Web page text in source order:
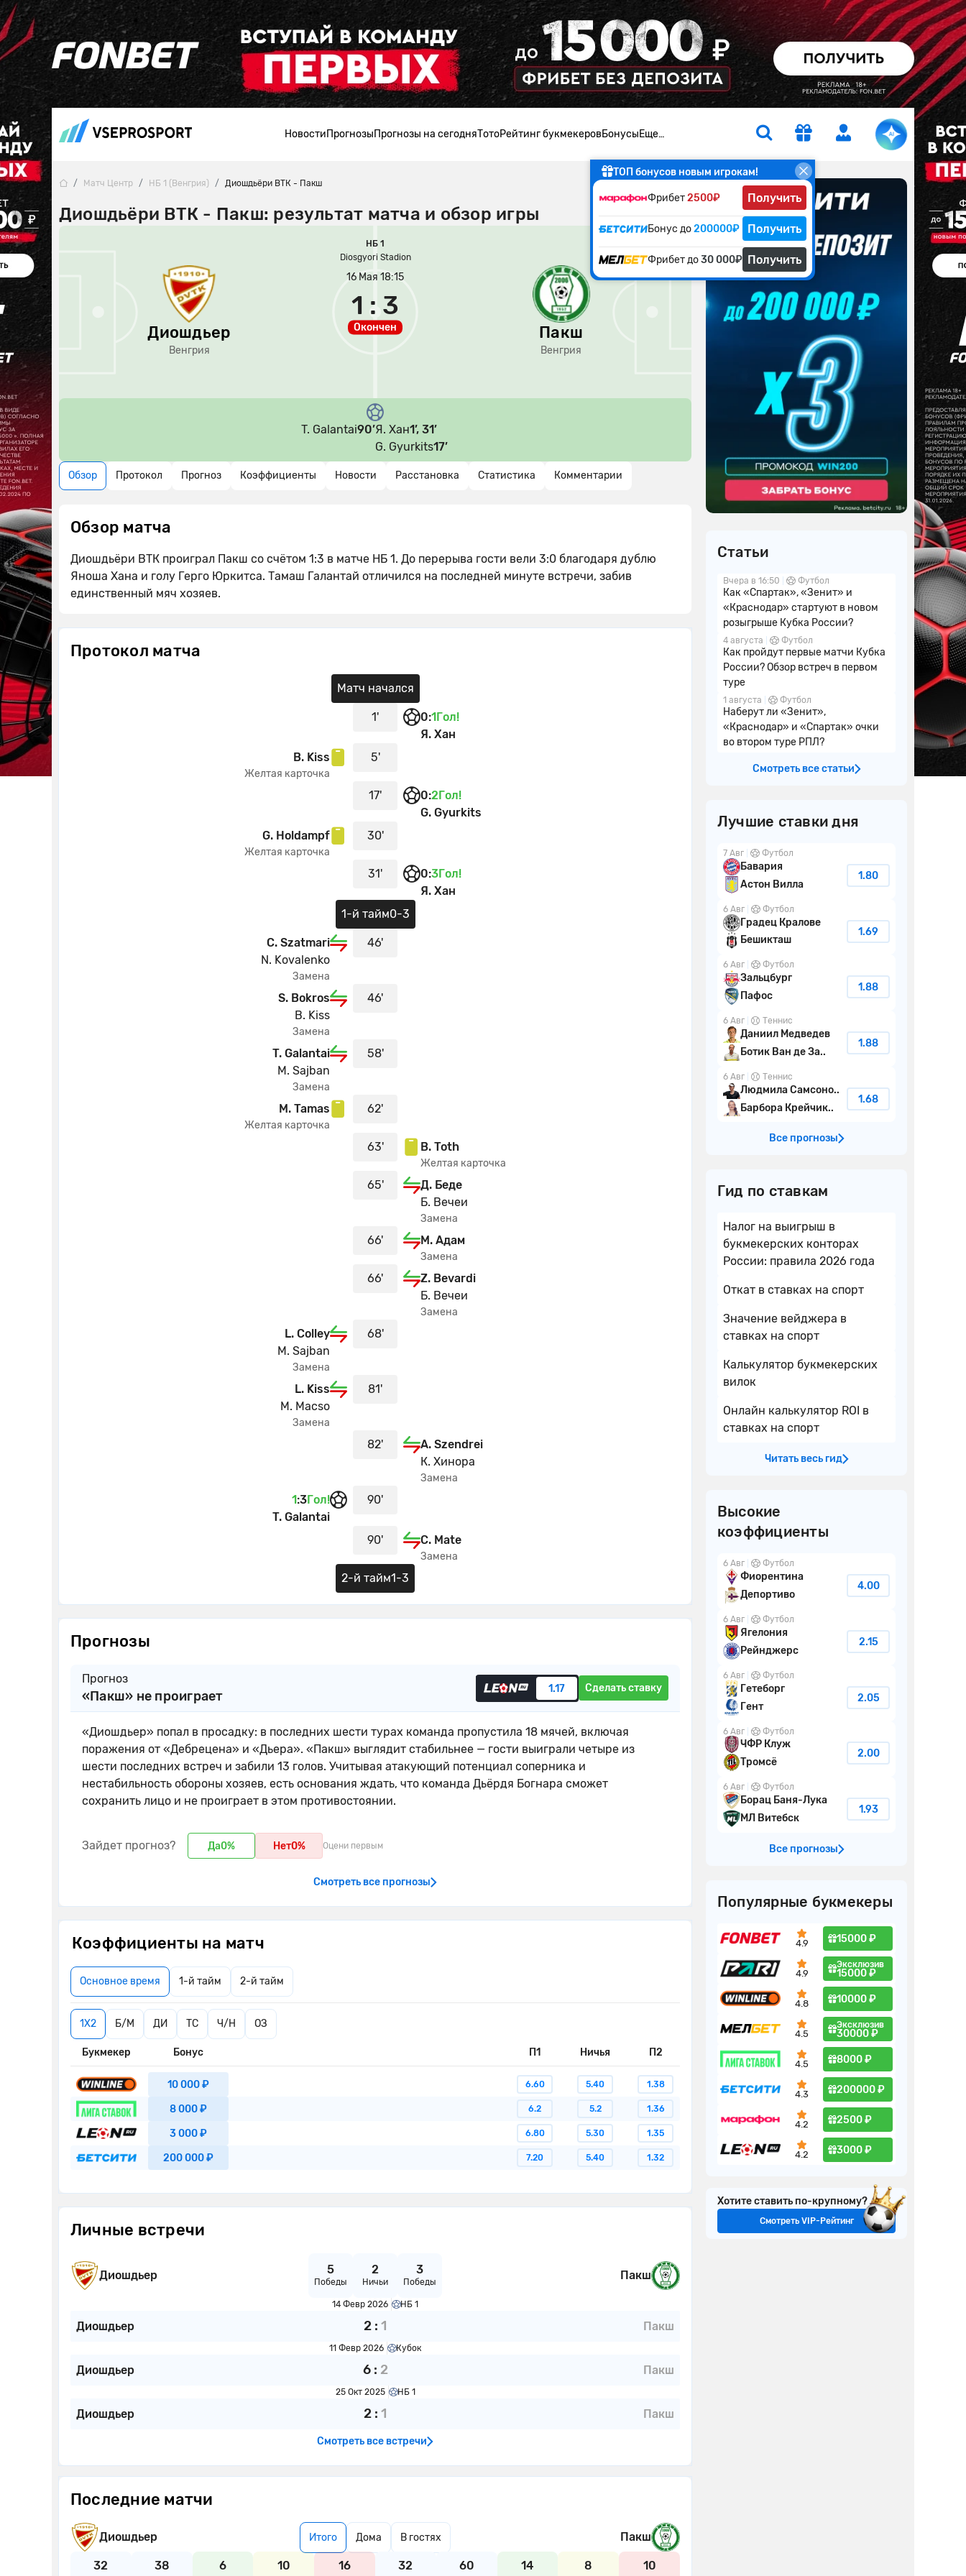
НовостиПрогнозыПрогнозы на сегодняТотоРейтинг букмекеровБонусыЕще…
ТОП бонусов новым игрокам!
Фрибет2500₽ Получить
Бонус до200000₽ Получить
Фрибет до30 000₽ Получить
Диошдьёри ВТК - Пакш: результат матча и обзор игры
Матч Центр НБ 1 (Венгрия) Диошдьёри ВТК - Пакш
Диошдьер
Венгрия
НБ 1
Diosgyori Stadion
16 Мая 18:15
Окончен
1 : 3
Пакш
Венгрия
T. Galantai90’Я. Хан1’, 31’
G. Gyurkits17’
Обзор Протокол Прогноз Коэффициенты Новости Расстановка Статистика Комментарии
Обзор матча
Диошдьёри ВТК проиграл Пакш со счётом 1:3 в матче НБ 1. До перерыва гости вели 3:0 благодаря дублю
Яноша Хана и голу Герго Юркитса. Тамаш Галантай отличился на последней минуте встречи, забив
единственный мяч хозяев.
Протокол матча
Матч начался
1' 0:1Гол!
Я. Хан
5'
B. Kiss
Желтая карточка
17' 0:2Гол!
G. Gyurkits
30'
G. Holdampf
Желтая карточка
31' 0:3Гол!
Я. Хан
1-й тайм0-3
46'
C. Szatmari
N. Kovalenko
Замена
46'
S. Bokros
B. Kiss
Замена
58'
T. Galantai
M. Sajban
Замена
62'
M. Tamas
Желтая карточка
63' B. Toth
Желтая карточка
65'
Д. Беде
Б. Вечеи
Замена
66' М. Адам
Замена
66'
Z. Bevardi
Б. Вечеи
Замена
68'
L. Colley
M. Sajban
Замена
81'
L. Kiss
M. Macso
Замена
82'
A. Szendrei
К. Хинора
Замена
90'
1:3Гол!
T. Galantai
90'
C. Mate
Замена
2-й тайм1-3
Прогнозы
Прогноз
«Пакш» не проиграет 1.17 Сделать ставку
«Диошдьер» попал в просадку: в последних шести турах команда пропустила 18 мячей, включая
поражения от «Дебрецена» и «Дьера». «Пакш» выглядит стабильнее — гости выиграли четыре из
шести последних встреч и забили 13 голов. Учитывая атакующий потенциал соперника и
нестабильность обороны хозяев, есть основания ждать, что команда Дьёрдя Богнара сможет
сохранить лицо и не проиграет в этом противостоянии.
Зайдет прогноз? Да0% Нет0% Оцени первым
Смотреть все прогнозы
Коэффициенты на матч
Основное время 1-й тайм 2-й тайм
1X2 Б/М ДИ ТС Ч/Н ОЗ
Букмекер Бонус П1 Ничья П2
10 000 ₽ 6.60 5.40 1.38
8 000 ₽ 6.2 5.2 1.36
3 000 ₽ 6.80 5.30 1.35
200 000 ₽ 7.20 5.40 1.32
Личные встречи
Диошдьер 5
Победы
2
Ничьи
3
Победы Пакш
14 Февр 2026 НБ 1
Диошдьер 2 : 1 Пакш
11 Февр 2026 Кубок
Диошдьер 6: 2 Пакш
25 Окт 2025 НБ 1
Диошдьер 2 : 1 Пакш
Смотреть все встречи
Последние матчи
Диошдьер Итого Дома В гостях Пакш
32 38 6 10 16 32 60 14 8 10
Статьи
Вчера в 16:50 Футбол
Как «Спартак», «Зенит» и
«Краснодар» стартуют в новом
розыгрыше Кубка России?
4 августа Футбол
Как пройдут первые матчи Кубка
России? Обзор встреч в первом
туре
1 августа Футбол
Наберут ли «Зенит»,
«Краснодар» и «Спартак» очки
во втором туре РПЛ?
Смотреть все статьи
Лучшие ставки дня
7 Авг Футбол
Бавария
Астон Вилла
1.80
6 Авг Футбол
Градец Кралове
Бешикташ
1.69
6 Авг Футбол
Зальцбург
Пафос
1.88
6 Авг Теннис
Даниил Медведев
Ботик Ван де За..
1.88
6 Авг Теннис
Людмила Самсоно..
Барбора Крейчик..
1.68
Все прогнозы
Гид по ставкам
Налог на выигрыш в
букмекерских конторах
России: правила 2026 года
Откат в ставках на спорт
Значение вейджера в
ставках на спорт
Калькулятор букмекерских
вилок
Онлайн калькулятор ROI в
ставках на спорт
Читать весь гид
Высокие
коэффициенты
6 Авг Футбол
Фиорентина
Депортиво
4.00
6 Авг Футбол
Ягелония
Рейнджерс
2.15
6 Авг Футбол
Гетеборг
Гент
2.05
6 Авг Футбол
ЧФР Клуж
Тромсё
2.00
6 Авг Футбол
Борац Баня-Лука
МЛ Витебск
1.93
Все прогнозы
Популярные букмекеры
4.9 15000 ₽
4.9
Эксклюзив
15000 ₽
4.8 10000 ₽
4.5
Эксклюзив
30000 ₽
4.5 8000 ₽
4.3 200000 ₽
4.2 2500 ₽
4.2 3000 ₽
Хотите ставить по-крупному?
Смотреть VIP-Рейтинг